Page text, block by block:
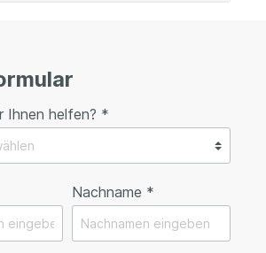
Ihnen helfen? *
Nachname *